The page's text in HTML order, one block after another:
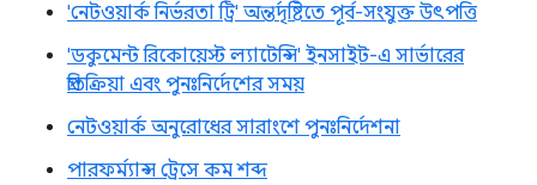
'নেটওয়ার্ক নির্ভরতা ট্রি' অন্তর্দৃষ্টিতে পূর্ব-সংযুক্ত উৎপত্তি
'ডকুমেন্ট রিকোয়েস্ট ল্যাটেন্সি' ইনসাইট-এ সার্ভারের
প্রতিক্রিয়া এবং পুনঃনির্দেশের সময়
নেটওয়ার্ক অনুরোধের সারাংশে পুনঃনির্দেশনা
পারফর্ম্যান্স ট্রেসে কম শব্দ